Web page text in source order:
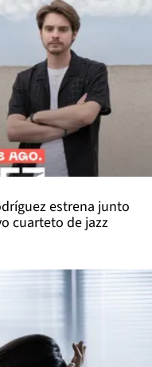
estrena junto
cuarteto de jazz